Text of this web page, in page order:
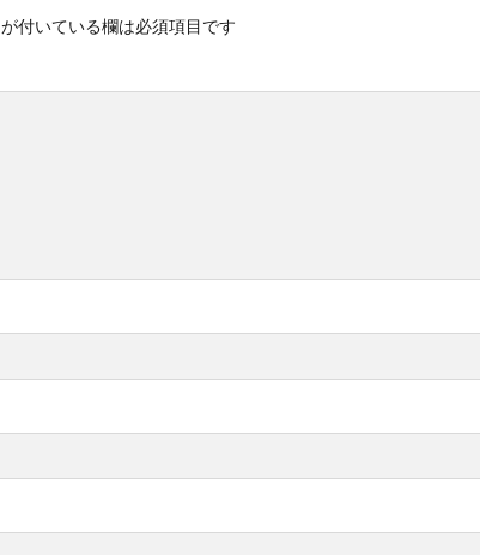
が付いている欄は必須項目です